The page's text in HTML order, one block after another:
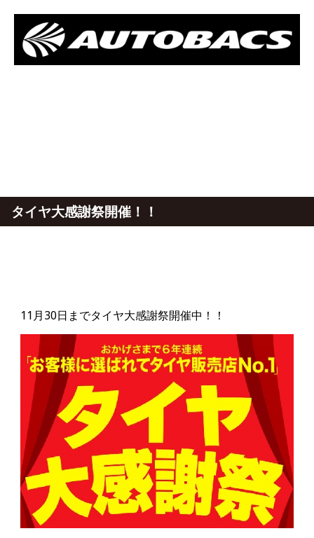
タイヤ大感謝祭開催！！
11月30日までタイヤ大感謝祭開催中！！